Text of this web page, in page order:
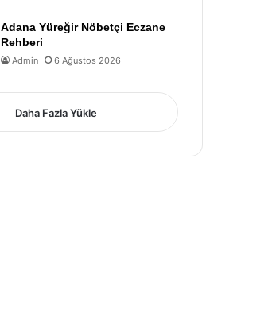
Adana Yüreğir Nöbetçi Eczane
Rehberi
Admin 6 Ağustos 2026
Daha Fazla Yükle